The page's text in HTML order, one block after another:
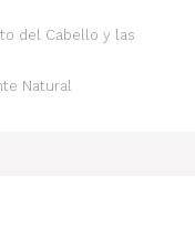
del Cabello y las
Natural